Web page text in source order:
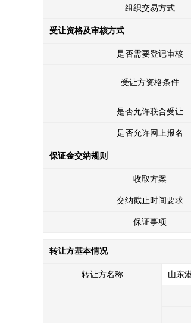
组织交易方式
受让资格及审核方式
是否需要登记审核
受让方资格条件
是否允许联合受让
是否允许网上报名
保证金交纳规则
收取方案
交纳截止时间要求
保证事项
转让方基本情况
转让方名称 山东